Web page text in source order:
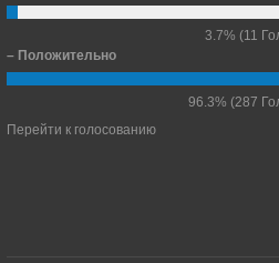
3.7% (11
– Положительно
96.3% (287
Перейти к голосованию